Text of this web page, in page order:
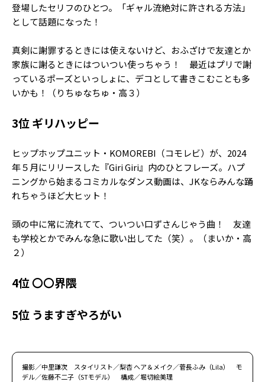
登場したセリフのひとつ。「ギャル流絶対に許される方法」
として話題になった！
真剣に謝罪するときには使えないけど、おふざけで友達とか
家族に謝るときにはついつい使っちゃう！ 最近はプリで謝
っているポーズといっしょに、デコとして書きこむことも多
いかも！（りちゅなちゅ・高３）
3位 ギリハッピー
ヒップホップユニット・KOMOREBI（コモレビ）が、2024
年５月にリリースした『Giri Giri』内のひとフレーズ。ハプ
ニングから始まるコミカルなダンス動画は、JKならみんな踊
れちゃうほど大ヒット！
頭の中に常に流れてて、ついつい口ずさんじゃう曲！ 友達
も学校とかでみんな急に歌い出してた（笑）。（まいか・高
２）
4位 〇〇界隈
5位 うますぎやろがい
撮影／中里謙次 スタイリスト／梨杏 ヘア＆メイク／菅長ふみ（Lila） モ
デル／佐藤不二子（STモデル） 構成／堀切絵美理